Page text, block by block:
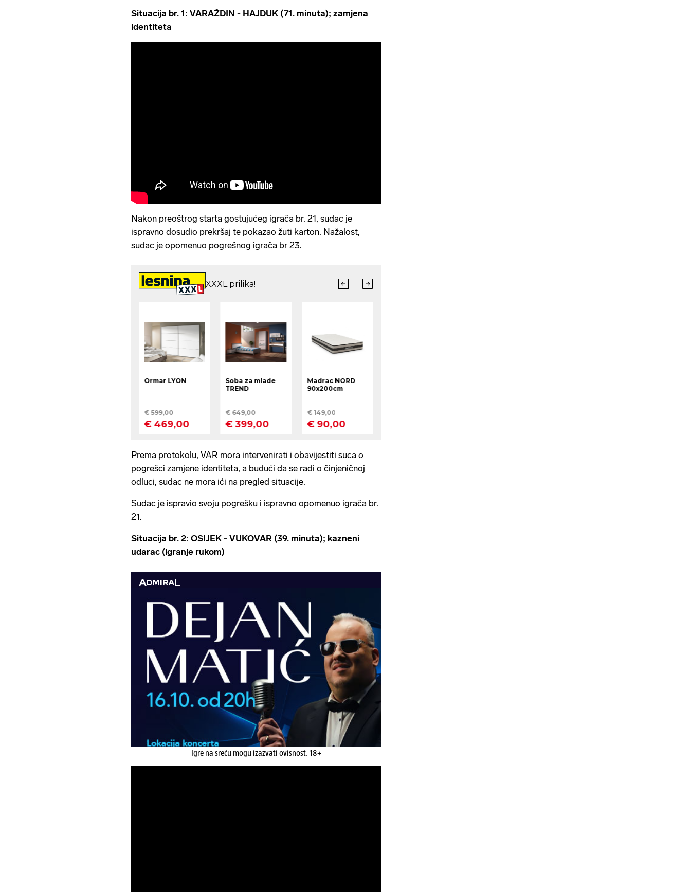
Situacija br. 1: VARAŽDIN - HAJDUK (71. minuta); zamjena
identiteta
Nakon preoštrog starta gostujućeg igrača br. 21, sudac je
ispravno dosudio prekršaj te pokazao žuti karton. Nažalost,
sudac je opomenuo pogrešnog igrača br 23.
Prema protokolu, VAR mora intervenirati i obavijestiti suca o
pogrešci zamjene identiteta, a budući da se radi o činjeničnoj
odluci, sudac ne mora ići na pregled situacije.
Sudac je ispravio svoju pogrešku i ispravno opomenuo igrača br.
21.
Situacija br. 2: OSIJEK - VUKOVAR (39. minuta); kazneni
udarac (igranje rukom)
Igre na sreću mogu izazvati ovisnost. 18+